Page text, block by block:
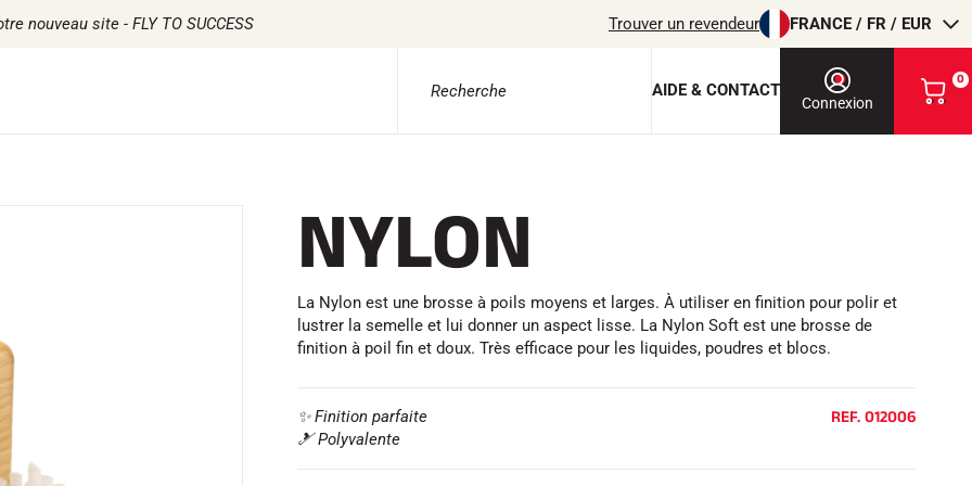
nouveau site - FLY TO SUCCESS Trouver un revendeur FRANCE / FR / EUR
Ski Alpin
Kits complets
Chronomètres et transmission
Suite SkiAlp
Suite SkiNordic
Suite Msports
Scoreboard-Pro
MULTI-
SPORTS EQUITATION
AIDE & CONTACT
Connexion
0
V
i
NYLON
La Nylon est une brosse à poils moyens et larges. À utiliser en finition pour polir et
lustrer la semelle et lui donner un aspect lisse. La Nylon Soft est une brosse de
finition à poil fin et doux. Très efficace pour les liquides, poudres et blocs.
✨ Finition parfaite
🎿 Polyvalente
REF.012006